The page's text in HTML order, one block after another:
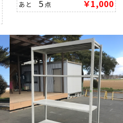
あと 5 点 ￥1,000